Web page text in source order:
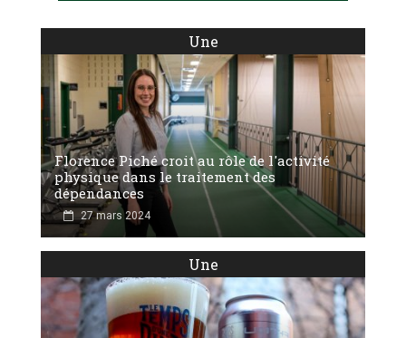
Une
Florence Piché croit au rôle de l'activité
physique dans le traitement des
dépendances
27 mars 2024
Une